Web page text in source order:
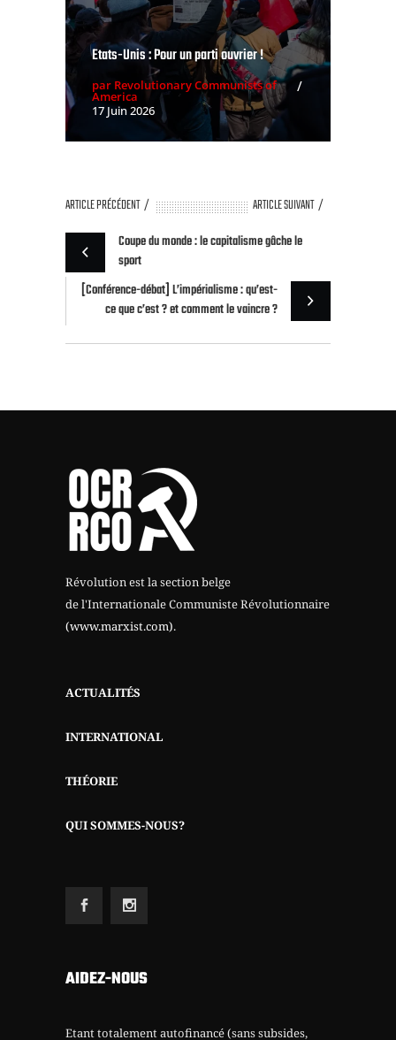
Etats-Unis : Pour un parti ouvrier !
par Revolutionary Communists of
America
17 Juin 2026
ARTICLE PRÉCÉDENT
ARTICLE SUIVANT
Coupe du monde : le capitalisme gâche le
sport
[Conférence-débat] L’impérialisme : qu’est-
ce que c’est ? et comment le vaincre ?
Révolution est la section belge
de l'Internationale Communiste Révolutionnaire
(www.marxist.com).
ACTUALITÉS
INTERNATIONAL
THÉORIE
QUI SOMMES-NOUS?
AIDEZ-NOUS
Etant totalement autofinancé (sans subsides,